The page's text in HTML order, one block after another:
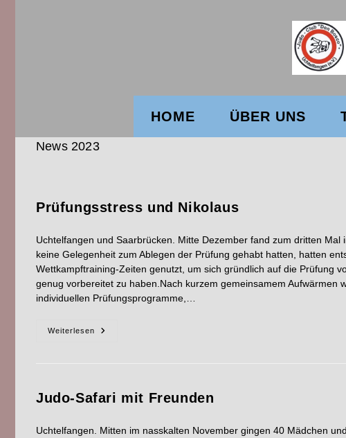
HOME ÜBER UNS
News 2023
Prüfungsstress und Nikolaus
Uchtelfangen und Saarbrücken. Mitte Dezember fand zum dritten
keine Gelegenheit zum Ablegen der Prüfung gehabt hatten, hatten
Wettkampftraining-Zeiten genutzt, um sich gründlich auf die Prüfung
genug vorbereitet zu haben.Nach kurzem gemeinsamem
individuellen Prüfungsprogramme,…
Weiterlesen
Judo-Safari mit Freunden
Uchtelfangen. Mitten im nasskalten November gingen 40 Mädchen